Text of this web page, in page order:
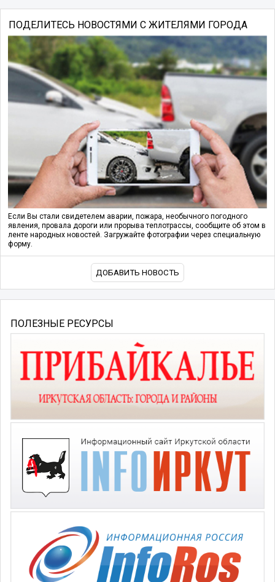
ПОДЕЛИТЕСЬ НОВОСТЯМИ С ЖИТЕЛЯМИ ГОРОДА
Если Вы стали свидетелем аварии, пожара, необычного погодного
явления, провала дороги или прорыва теплотрассы, сообщите об этом в
ленте народных новостей. Загружайте фотографии через специальную
форму.
ДОБАВИТЬ НОВОСТЬ
ПОЛЕЗНЫЕ РЕСУРСЫ